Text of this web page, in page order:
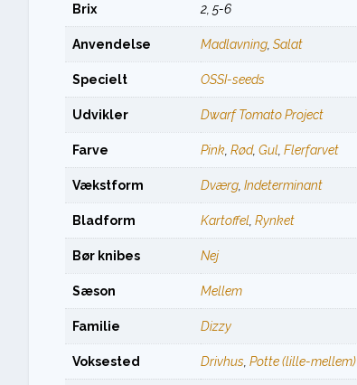
Brix 2, 5-6
Anvendelse Madlavning Salat
Specielt OSSI-seeds
Udvikler Dwarf Tomato Project
Farve Pink Rød, Gul Flerfarvet
Vækstform Dværg Indeterminant
Bladform Kartoffel Rynket
Bør knibes Nej
Sæson Mellem
Familie Dizzy
Voksested Drivhus Potte (lille-mellem)